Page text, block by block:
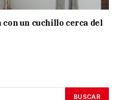
un cuchillo cerca del